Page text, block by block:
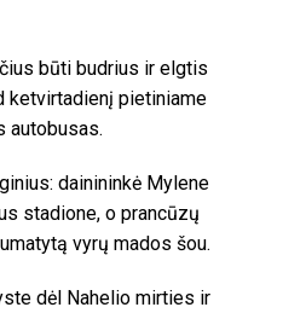
būti budrius ir elgtis
ketvirtadienį pietiniame
autobusas.
dainininkė Mylene
stadione, o prancūzų
vyrų mados šou.
dėl Nahelio mirties ir